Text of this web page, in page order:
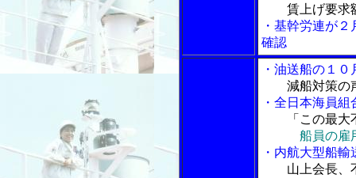
賃上げ要求
・基幹労連が
確認
・油送船の１
減船対策の
・全日本海員
「この最大
船員の雇
・内航大型船
山上会長、